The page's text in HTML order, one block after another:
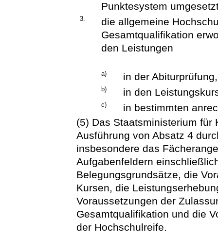
Punktesystem
3.
die allgemeine
Gesamtqualifikation
den Leistungen
a) in der Abiturprüfung,
b) in den
c)
in bestimmten
(5) Das Staatsministerium für
Ausführung von Absatz 4
insbesondere das
Aufgabenfeldern
Belegungsgrundsätze, die
Kursen, die
Voraussetzungen der
Gesamtqualifikation und die
der Hochschulreife.